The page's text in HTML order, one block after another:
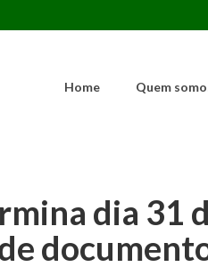
Home Quem
dia 31